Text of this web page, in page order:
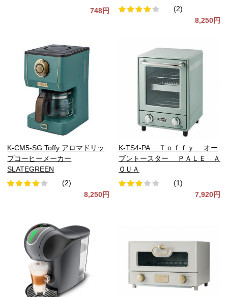
748円
(2)
8,250円
K-CM5-SG Toffy アロマドリッ
プコーヒーメーカー
SLATEGREEN
(2)
8,250円
K-TS4-PA Ｔｏｆｆｙ オー
ブントースター ＰＡＬＥ Ａ
ＱＵＡ
(1)
7,920円